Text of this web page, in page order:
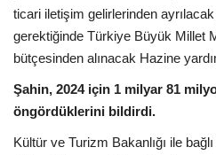
ticari iletişim gelirlerinden
gerektiğinde Türkiye Büyük Millet
bütçesinden alınacak Hazine
Şahin, 2024 için 1 milyar 81
öngördüklerini bildirdi.
Kültür ve Turizm Bakanlığı ile bağlı